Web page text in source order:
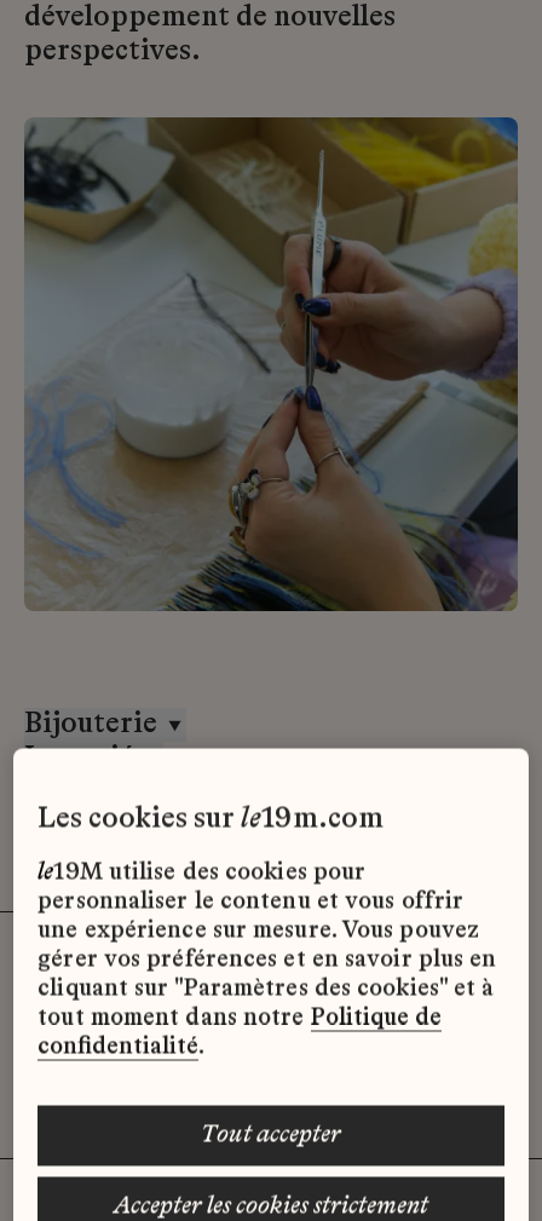
développement de nouvelles
perspectives.
Bijouterie
Lemarié
Désolé, il semble qu’il n’y ait pas
d’offres d’emploi disponibles pour le
moment.
les cookies surle19m.com
le19M utilise des cookies pour
personnaliser le contenu et vous offrir
une expérience sur mesure. Vous pouvez
gérer vos préférences et en savoir plus en
cliquant sur "Paramètres des cookies" et à
tout moment dans notre Politique de
confidentialité.
accepter les cookies strictement
tout accepter